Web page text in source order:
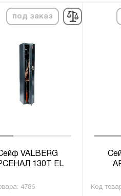
под заказ
VALBERG
130Т EL
4786 Код